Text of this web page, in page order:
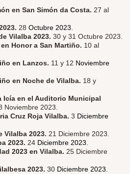
en San Simón da Costa. 27 al
28 Octubre 2023.
Vilalba 2023. 30 y 31 Octubre 2023.
Honor a San Martiño. 10 al
en Lanzos. 11 y 12 Noviembre
en Noche de Vilalba. 18 y
Icía en el Auditorio Municipal
Noviembre 2023.
Cruz Roja Vilalba. 3 Diciembre
Vilalba 2023. 21 Diciembre 2023.
2023. 24 Diciembre 2023.
2023 en Vilalba. 25 Diciembre
2023. 30 Diciembre 2023.